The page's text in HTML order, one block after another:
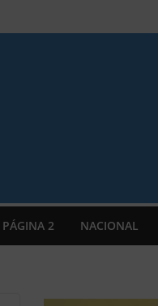
PÁGINA 2 NACIONAL